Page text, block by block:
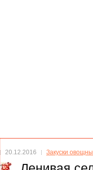
20.12.2016 Закуски